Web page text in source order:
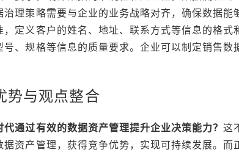
治理策略需要与企业的业务战略对齐，确保数据
，定义客户的姓名、地址、联系方式等信息的格
号、规格等信息的质量要求。企业可以制定销售
势与观点整合
代通过有效的数据资产管理提升企业决策能力？这
据资产管理，获得竞争优势，实现可持续发展。而